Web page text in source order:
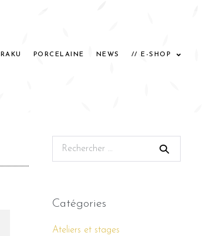
RAKU PORCELAINE NEWS // E-SHOP
Catégories
Ateliers et stages